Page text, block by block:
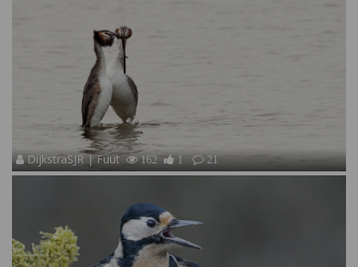
DijkstraSJR | Fuut 162 1 21